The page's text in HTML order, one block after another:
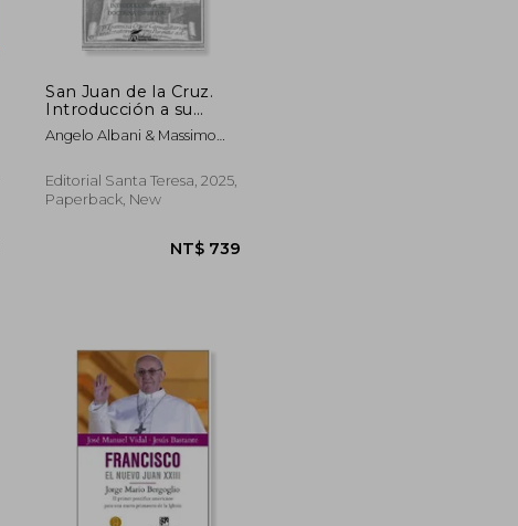
NT$ 615
San Juan de la Cruz.
Introducción a su
doctrina espiritual (in
Spanish)
Angelo Albani & Massimo
Editorial Santa Teresa, 2025,
Paperback, New